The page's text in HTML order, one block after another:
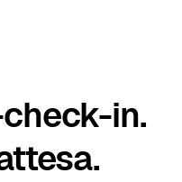
in.